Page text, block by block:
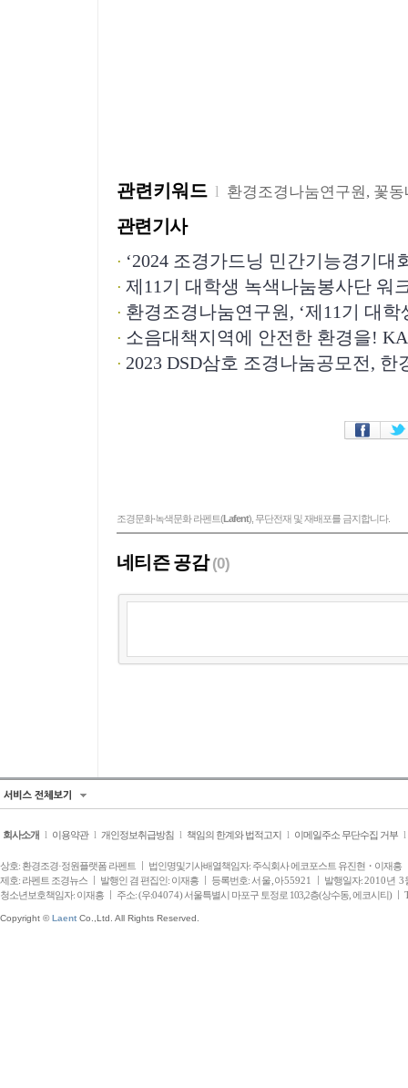
관련키워드 l 환경조경나눔연구원 , 꽃동
관련기사
· ‘2024 조경가드닝 민간기능경기대
· 제11기 대학생 녹색나눔봉사단 워
· 환경조경나눔연구원, ‘제11기 대
· 소음대책지역에 안전한 환경을!
· 2023 DSD삼호 조경나눔공모전, 한
조경문화∙녹색문화 라펜트(Lafent), 무단전재 및 재배포를 금지합니다.
네티즌 공감(0)
회사소개 l 이용약관 l 개인정보취급방침 l 책임의 한계와 법적고지 l 이메일주소 무단수집 거부 l
상호: 환경조경·정원플랫폼 라펜트
법인명및기사배열책임자: 주식회사 에코포스트 유진현・이재흥
제호: 라펜트 조경뉴스
발행인 겸 편집인: 이재흥 등록번호: 서울,아55921 발행일자:2010년 3
청소년보호책임자: 이재흥
주소: (우:04074) 서울특별시 마포구 토정로 103,2층(상수동, 에코시티)​
Copyright ©Laent Co.,Ltd. All Rights Reserved.